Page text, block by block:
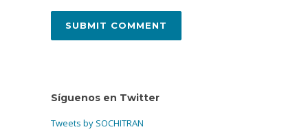
Síguenos en Twitter
Tweets by SOCHITRAN